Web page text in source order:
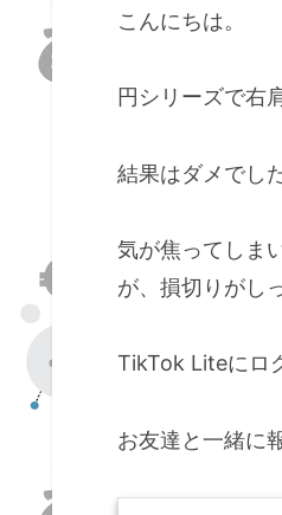
こんにちは。
円シリーズで右
結果はダメでした
気が焦ってしま
が、損切りがし
TikTok Liteにロ
お友達と一緒に